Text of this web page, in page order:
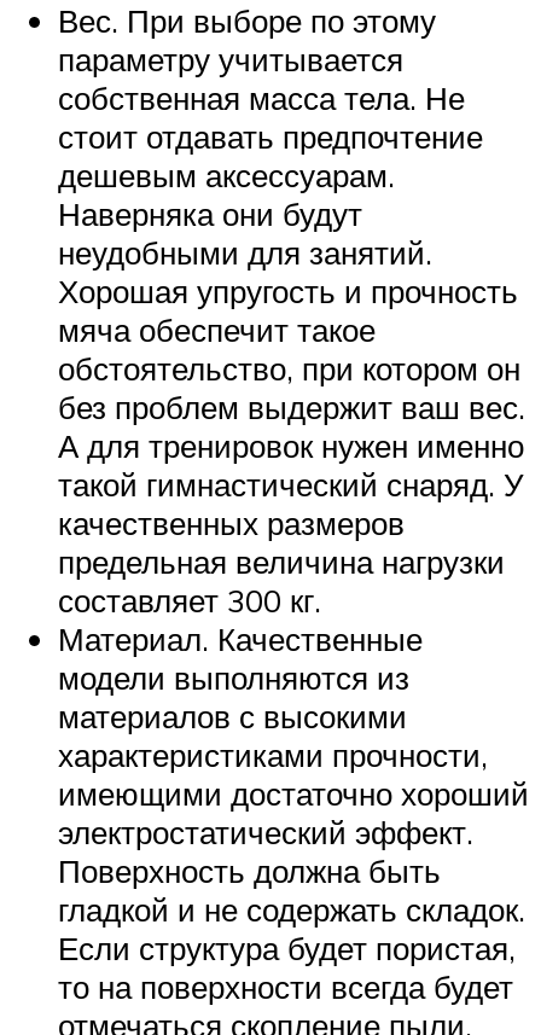
Вес. При выборе по этому
параметру учитывается
собственная масса тела. Не
стоит отдавать предпочтение
дешевым аксессуарам.
Наверняка они будут
неудобными для занятий.
Хорошая упругость и прочность
мяча обеспечит такое
обстоятельство, при котором он
без проблем выдержит ваш вес.
А для тренировок нужен именно
такой гимнастический снаряд. У
качественных размеров
предельная величина нагрузки
составляет 300 кг.
Материал. Качественные
модели выполняются из
материалов с высокими
характеристиками прочности,
имеющими достаточно хороший
электростатический эффект.
Поверхность должна быть
гладкой и не содержать складок.
Если структура будет пористая,
то на поверхности всегда будет
отмечаться скопление пыли.